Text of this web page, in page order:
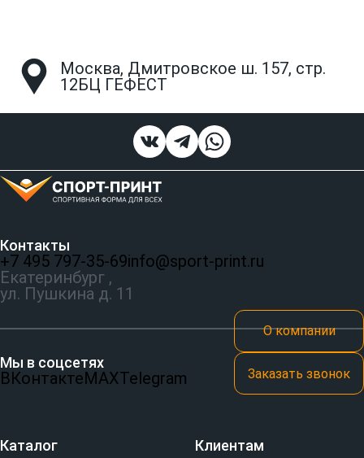
Москва, Дмитровское ш. 157, стр.
12БЦ ГЕФЕСТ
Контакты
+7 495 797‑35-69info@sport-print.ru
Екатеринбург ,
ул. Пушкина д. 11
Мы в соцсетях
ВКонтактеMAXTelegram
О компании
Заказать звонок
Каталог Клиентам